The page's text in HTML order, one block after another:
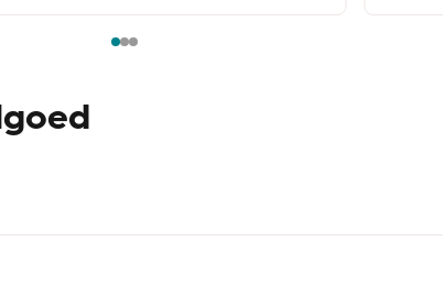
de motorische en sociaal-emotionele